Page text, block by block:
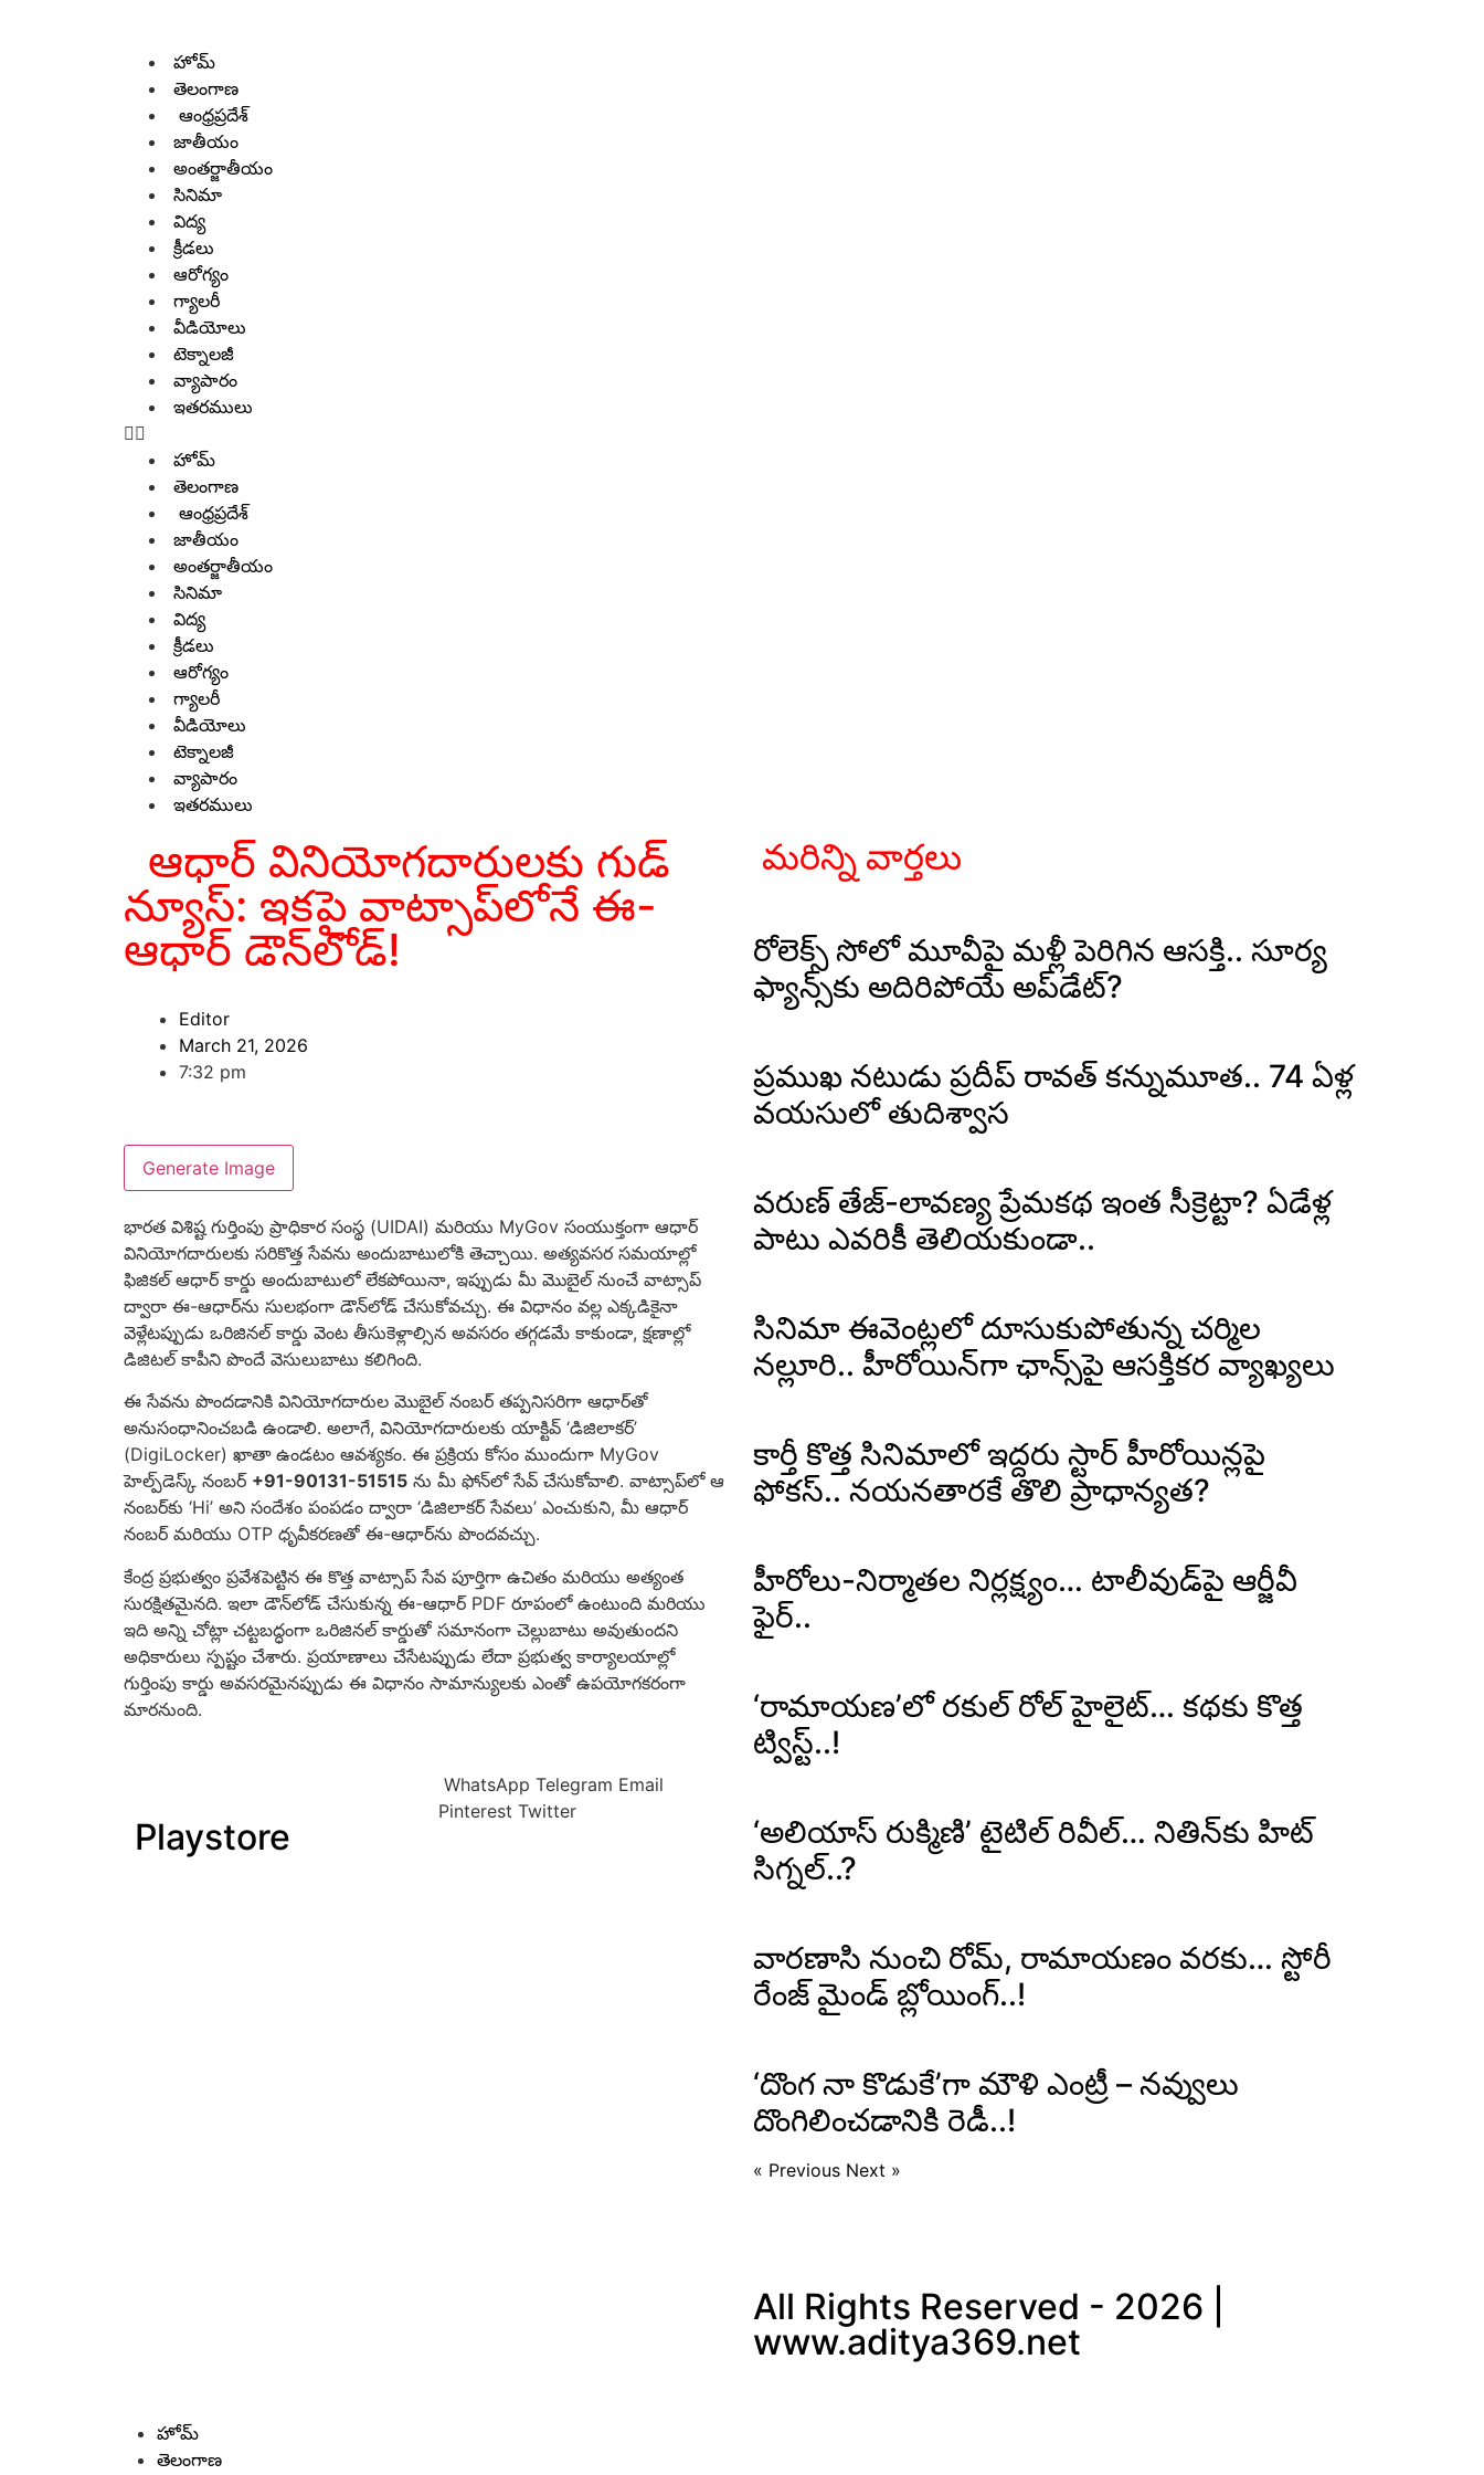
హోమ్
తెలంగాణ
ఆంధ్రప్రదేశ్
జాతీయం
అంతర్జాతీయం
సినిమా
విద్య
క్రీడలు
ఆరోగ్యం
గ్యాలరీ
వీడియోలు
టెక్నాలజీ
వ్యాపారం
ఇతరములు
హోమ్
తెలంగాణ
ఆంధ్రప్రదేశ్
జాతీయం
అంతర్జాతీయం
సినిమా
విద్య
క్రీడలు
ఆరోగ్యం
గ్యాలరీ
వీడియోలు
టెక్నాలజీ
వ్యాపారం
ఇతరములు
ఆధార్ వినియోగదారులకు గుడ్
న్యూస్: ఇకపై వాట్సాప్‌లోనే ఈ-
ఆధార్ డౌన్‌లోడ్!
Editor
March 21, 2026
7:32 pm
Generate Image
భారత విశిష్ట గుర్తింపు ప్రాధికార సంస్థ (UIDAI) మరియు MyGov సంయుక్తంగా ఆధార్
వినియోగదారులకు సరికొత్త సేవను అందుబాటులోకి తెచ్చాయి. అత్యవసర సమయాల్లో
ఫిజికల్ ఆధార్ కార్డు అందుబాటులో లేకపోయినా, ఇప్పుడు మీ మొబైల్ నుంచే వాట్సాప్
ద్వారా ఈ-ఆధార్‌ను సులభంగా డౌన్‌లోడ్ చేసుకోవచ్చు. ఈ విధానం వల్ల ఎక్కడికైనా
వెళ్లేటప్పుడు ఒరిజినల్ కార్డు వెంట తీసుకెళ్లాల్సిన అవసరం తగ్గడమే కాకుండా, క్షణాల్లో
డిజిటల్ కాపీని పొందే వెసులుబాటు కలిగింది.
ఈ సేవను పొందడానికి వినియోగదారుల మొబైల్ నంబర్ తప్పనిసరిగా ఆధార్‌తో
అనుసంధానించబడి ఉండాలి. అలాగే, వినియోగదారులకు యాక్టివ్ ‘డిజిలాకర్’
(DigiLocker) ఖాతా ఉండటం ఆవశ్యకం. ఈ ప్రక్రియ కోసం ముందుగా MyGov
హెల్ప్‌డెస్క్ నంబర్ +91-90131-51515 ను మీ ఫోన్‌లో సేవ్ చేసుకోవాలి. వాట్సాప్‌లో ఆ
నంబర్‌కు ‘Hi’ అని సందేశం పంపడం ద్వారా ‘డిజిలాకర్ సేవలు’ ఎంచుకుని, మీ ఆధార్
నంబర్ మరియు OTP ధృవీకరణతో ఈ-ఆధార్‌ను పొందవచ్చు.
కేంద్ర ప్రభుత్వం ప్రవేశపెట్టిన ఈ కొత్త వాట్సాప్ సేవ పూర్తిగా ఉచితం మరియు అత్యంత
సురక్షితమైనది. ఇలా డౌన్‌లోడ్ చేసుకున్న ఈ-ఆధార్ PDF రూపంలో ఉంటుంది మరియు
ఇది అన్ని చోట్లా చట్టబద్ధంగా ఒరిజినల్ కార్డుతో సమానంగా చెల్లుబాటు అవుతుందని
అధికారులు స్పష్టం చేశారు. ప్రయాణాలు చేసేటప్పుడు లేదా ప్రభుత్వ కార్యాలయాల్లో
గుర్తింపు కార్డు అవసరమైనప్పుడు ఈ విధానం సామాన్యులకు ఎంతో ఉపయోగకరంగా
మారనుంది.
Playstore
WhatsApp Telegram Email
Pinterest Twitter
మరిన్ని వార్తలు
రోలెక్స్ సోలో మూవీపై మళ్లీ పెరిగిన ఆసక్తి.. సూర్య
ఫ్యాన్స్‌కు అదిరిపోయే అప్‌డేట్?
ప్రముఖ నటుడు ప్రదీప్ రావత్ కన్నుమూత.. 74 ఏళ్ల
వయసులో తుదిశ్వాస
వరుణ్ తేజ్-లావణ్య ప్రేమకథ ఇంత సీక్రెట్టా? ఏడేళ్ల
పాటు ఎవరికీ తెలియకుండా..
సినిమా ఈవెంట్లలో దూసుకుపోతున్న చర్మిల
నల్లూరి.. హీరోయిన్‌గా ఛాన్స్‌పై ఆసక్తికర వ్యాఖ్యలు
కార్తీ కొత్త సినిమాలో ఇద్దరు స్టార్ హీరోయిన్లపై
ఫోకస్.. నయనతారకే తొలి ప్రాధాన్యత?
హీరోలు-నిర్మాతల నిర్లక్ష్యం… టాలీవుడ్‌పై ఆర్జీవీ
ఫైర్..
‘రామాయణ’లో రకుల్ రోల్ హైలైట్… కథకు కొత్త
ట్విస్ట్..!
‘అలియాస్ రుక్మిణి’ టైటిల్ రివీల్… నితిన్‌కు హిట్
సిగ్నల్..?
వారణాసి నుంచి రోమ్, రామాయణం వరకు… స్టోరీ
రేంజ్ మైండ్ బ్లోయింగ్..!
‘దొంగ నా కొడుకే’గా మౌళి ఎంట్రీ – నవ్వులు
దొంగిలించడానికి రెడీ..!
« Previous Next »
All Rights Reserved - 2026 |
www.aditya369.net
హోమ్
తెలంగాణ